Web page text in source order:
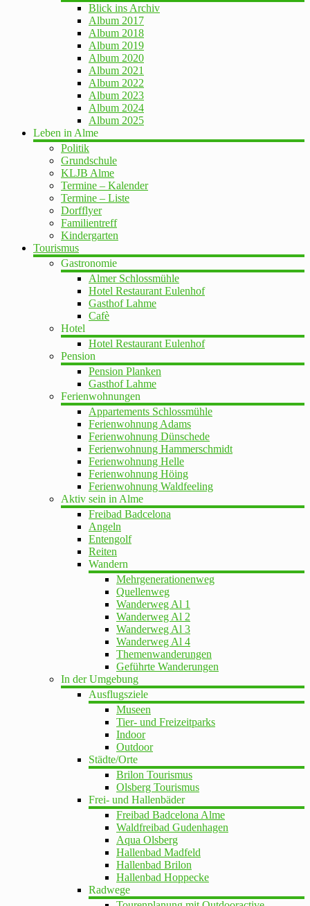
Blick ins Archiv
Album 2017
Album 2018
Album 2019
Album 2020
Album 2021
Album 2022
Album 2023
Album 2024
Album 2025
Leben in Alme
Politik
Grundschule
KLJB Alme
Termine – Kalender
Termine – Liste
Dorfflyer
Familientreff
Kindergarten
Tourismus
Gastronomie
Almer Schlossmühle
Hotel Restaurant Eulenhof
Gasthof Lahme
Cafè
Hotel
Hotel Restaurant Eulenhof
Pension
Pension Planken
Gasthof Lahme
Ferienwohnungen
Appartements Schlossmühle
Ferienwohnung Adams
Ferienwohnung Dünschede
Ferienwohnung Hammerschmidt
Ferienwohnung Helle
Ferienwohnung Höing
Ferienwohnung Waldfeeling
Aktiv sein in Alme
Freibad Badcelona
Angeln
Entengolf
Reiten
Wandern
Mehrgenerationenweg
Quellenweg
Wanderweg Al 1
Wanderweg Al 2
Wanderweg Al 3
Wanderweg Al 4
Themenwanderungen
Geführte Wanderungen
In der Umgebung
Ausflugsziele
Museen
Tier- und Freizeitparks
Indoor
Outdoor
Städte/Orte
Brilon Tourismus
Olsberg Tourismus
Frei- und Hallenbäder
Freibad Badcelona Alme
Waldfreibad Gudenhagen
Aqua Olsberg
Hallenbad Madfeld
Hallenbad Brilon
Hallenbad Hoppecke
Radwege